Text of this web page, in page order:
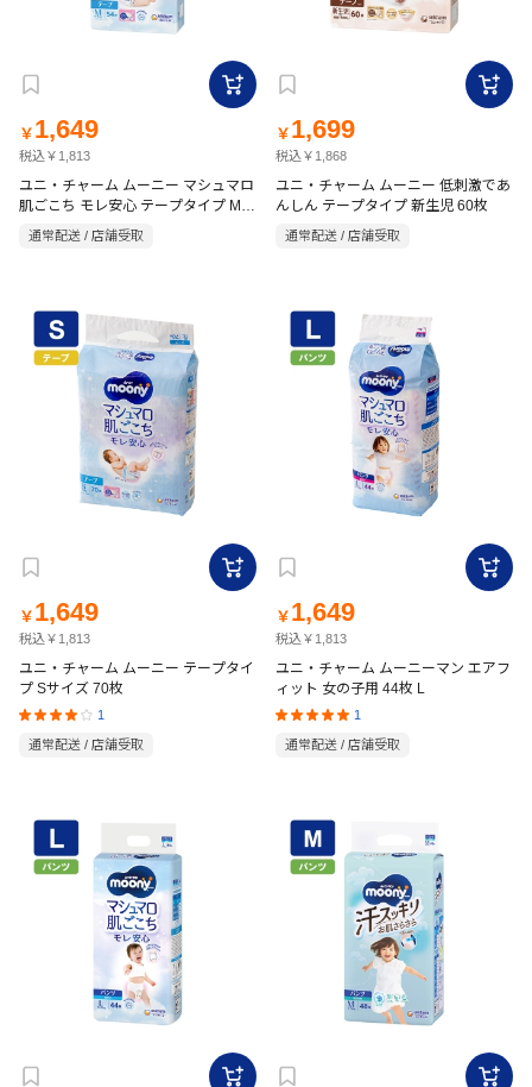
￥ 1,649
税込￥1,813
ユニ・チャーム ムーニー マシュマロ
肌ごこち モレ安心 テープタイプ Mサ
イズ 54枚
通常配送 / 店舗受取
￥ 1,699
税込￥1,868
ユニ・チャーム ムーニー 低刺激であ
んしん テープタイプ 新生児 60枚
通常配送 / 店舗受取
￥ 1,649
税込￥1,813
ユニ・チャーム ムーニー テープタイ
プ Sサイズ 70枚
1
通常配送 / 店舗受取
￥ 1,649
税込￥1,813
ユニ・チャーム ムーニーマン エアフ
ィット 女の子用 44枚 L
1
通常配送 / 店舗受取